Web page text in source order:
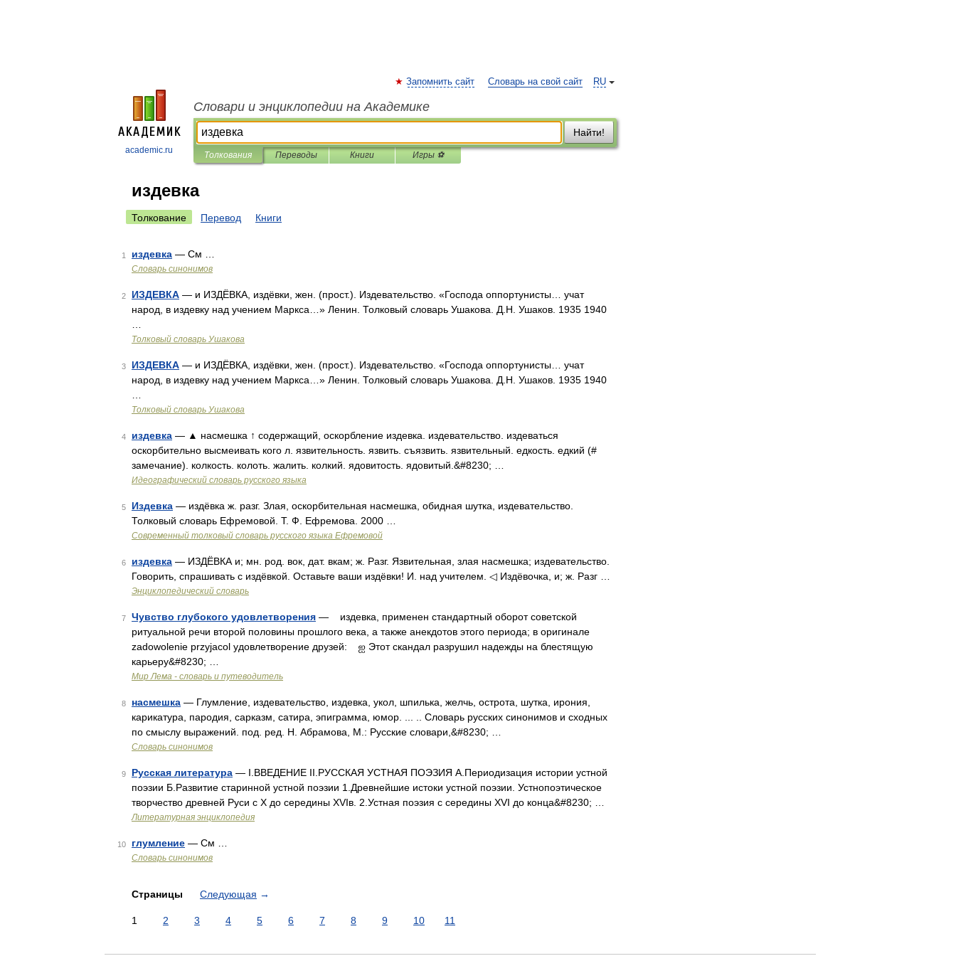
academic.ru
RU
Запомнить сайт Словарь на свой сайт
Словари и энциклопедии на Академике
Найти!
Толкования Переводы Книги Игры ⚽
издевка
Толкование Перевод Книги
1 издевка — См …
Словарь синонимов
2 ИЗДЕВКА — и ИЗДЁВКА, издёвки, жен. (прост.). Издевательство. «Господа оппортунисты… учат
народ, в издевку над учением Маркса…» Ленин. Толковый словарь Ушакова. Д.Н. Ушаков. 1935 1940
Толковый словарь Ушакова
3 ИЗДЕВКА — и ИЗДЁВКА, издёвки, жен. (прост.). Издевательство. «Господа оппортунисты… учат
народ, в издевку над учением Маркса…» Ленин. Толковый словарь Ушакова. Д.Н. Ушаков. 1935 1940
Толковый словарь Ушакова
4 издевка — ▲ насмешка ↑ содержащий, оскорбление издевка. издевательство. издеваться
оскорбительно высмеивать кого л. язвительность. язвить. съязвить. язвительный. едкость. едкий (#
замечание). колкость. колоть. жалить. колкий. ядовитость. ядовитый.&#8230; …
Идеографический словарь русского языка
5 Издевка — издёвка ж. разг. Злая, оскорбительная насмешка, обидная шутка, издевательство.
Толковый словарь Ефремовой. Т. Ф. Ефремова. 2000 …
Современный толковый словарь русского языка Ефремовой
6 издевка — ИЗДЁВКА и; мн. род. вок, дат. вкам; ж. Разг. Язвительная, злая насмешка; издевательство.
Говорить, спрашивать с издёвкой. Оставьте ваши издёвки! И. над учителем. ◁ Издёвочка, и; ж. Разг …
Энциклопедический словарь
7 Чувство глубокого удовлетворения — издевка, применен стандартный оборот советской
ритуальной речи второй половины прошлого века, а также анекдотов этого периода; в оригинале
zadowolenie przyjacol удовлетворение друзей: ஐ Этот скандал разрушил надежды на блестящую
карьеру&#8230; …
Мир Лема - словарь и путеводитель
8 насмешка — Глумление, издевательство, издевка, укол, шпилька, желчь, острота, шутка, ирония,
карикатура, пародия, сарказм, сатира, эпиграмма, юмор. ... .. Словарь русских синонимов и сходных
по смыслу выражений. под. ред. Н. Абрамова, М.: Русские словари,&#8230; …
Словарь синонимов
9 Русская литература — I.ВВЕДЕНИЕ II.РУССКАЯ УСТНАЯ ПОЭЗИЯ А.Периодизация истории устной
поэзии Б.Развитие старинной устной поэзии 1.Древнейшие истоки устной поэзии. Устнопоэтическое
творчество древней Руси с X до середины XVIв. 2.Устная поэзия с середины XVI до конца&#8230; …
Литературная энциклопедия
10 глумление — См …
Словарь синонимов
Страницы Следующая →
1 2 3 4 5 6 7 8 9 10 11